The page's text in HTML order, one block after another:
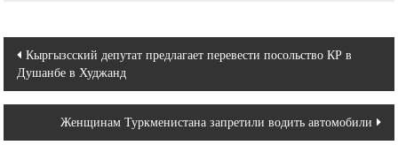
Навигация
по
записям
Кыргызсский депутат предлагает перевести посольство КР в
Душанбе в Худжанд
Женщинам Туркменистана запретили водить автомобили